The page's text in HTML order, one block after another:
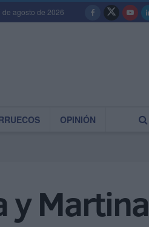
de agosto de 2026
OPINIÓN
y Martina